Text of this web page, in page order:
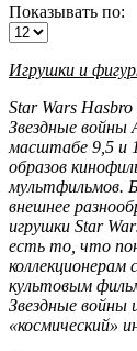
Показывать по:
Игрушки и
Star Wars
Звездные войны
масштабе 9,5 и
образов
мультфильмов.
внешнее
игрушки Star
есть то, что
коллекционерам
культовым
Звездные войны
«космический»